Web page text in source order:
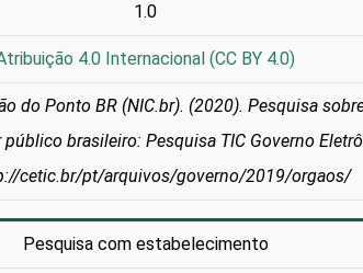
1.0
4.0 Internacional (CC BY 4.0)
do Ponto BR (NIC.br). (2020). Pesquisa
brasileiro: Pesquisa TIC Governo
cetic.br/pt/arquivos/governo/2019/orgaos/
Pesquisa com estabelecimento